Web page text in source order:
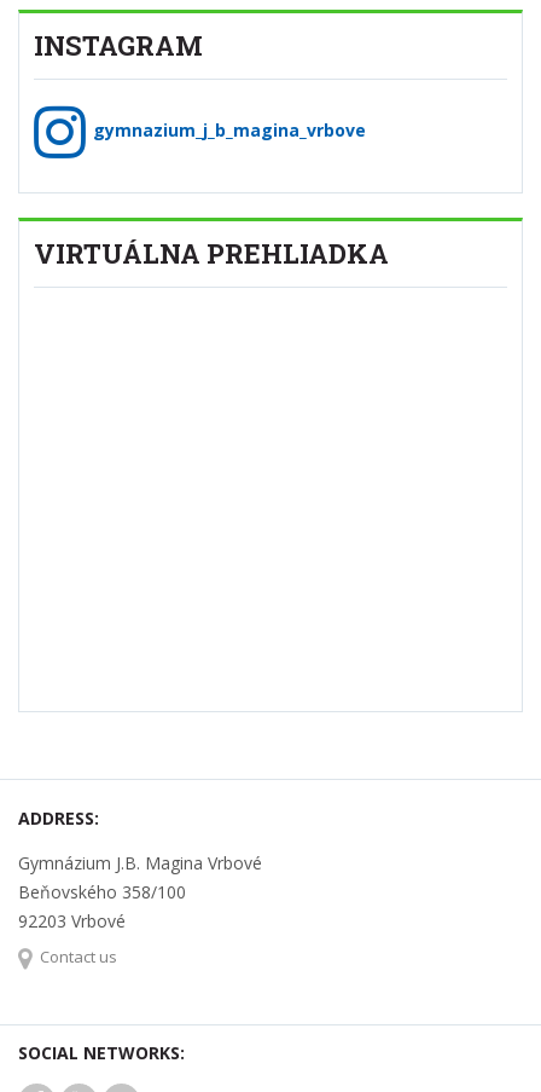
INSTAGRAM
gymnazium_j_b_magina_vrbove
VIRTUÁLNA PREHLIADKA
ADDRESS:
Gymnázium J.B. Magina Vrbové
Beňovského 358/100
92203 Vrbové
Contact us
SOCIAL NETWORKS: